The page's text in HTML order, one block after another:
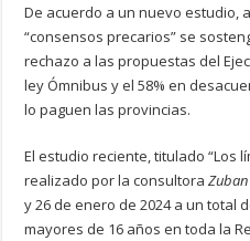
De acuerdo a un nuevo estudio,
“consensos precarios” se
rechazo a las propuestas del
ley Ómnibus y el 58% en
lo paguen las provincias.
El estudio reciente, titulado “Los
realizado por la consultora
y 26 de enero de 2024 a un total
mayores de 16 años en toda la